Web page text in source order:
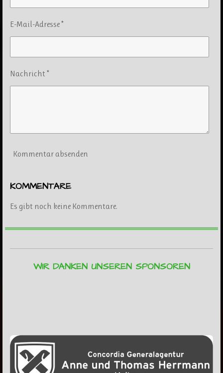
E-Mail-Adresse *
Nachricht *
Kommentar absenden
KOMMENTARE
Es gibt noch keine Kommentare.
WIR DANKEN UNSEREN SPONSOREN